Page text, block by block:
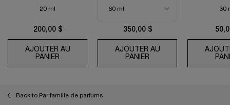
20 ml
200,00 $
AJOUTER AU
PANIER ABSOLUE LA CRÈME YEUX
350,00 $
AJOUTER AU
PANIER CRÈME FONDANTE
30
Back to Par famille de parfums